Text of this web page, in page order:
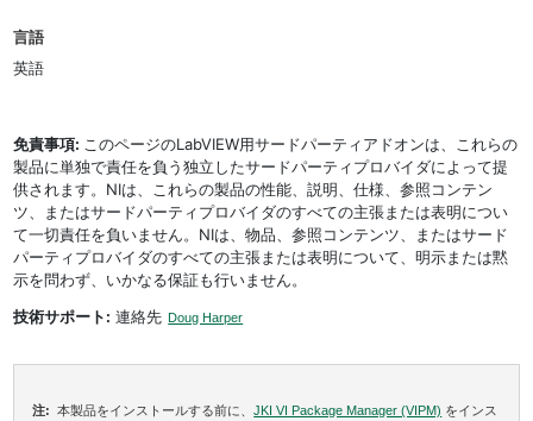
言語
英語
免責事項: このページのLabVIEW用サードパーティアドオンは、これらの
製品に単独で責任を負う独立したサードパーティプロバイダによって提
供されます。NIは、これらの製品の性能、説明、仕様、参照コンテン
ツ、またはサードパーティプロバイダのすべての主張または表明につい
て一切責任を負いません。NIは、物品、参照コンテンツ、またはサード
パーティプロバイダのすべての主張または表明について、明示または黙
示を問わず、いかなる保証も行いません。
技術サポート: 連絡先 Doug Harper
注:本製品をインストールする前に、JKI VI Package Manager (VIPM) をインス